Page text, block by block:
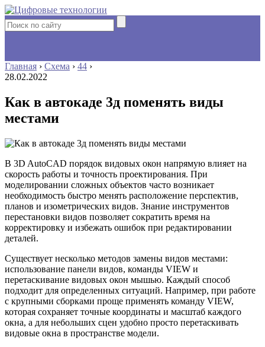
Главная › Схема › 44 ›
28.02.2022
Как в автокаде 3д поменять виды
местами
В 3D AutoCAD порядок видовых окон напрямую влияет на
скорость работы и точность проектирования. При
моделировании сложных объектов часто возникает
необходимость быстро менять расположение перспектив,
планов и изометрических видов. Знание инструментов
перестановки видов позволяет сократить время на
корректировку и избежать ошибок при редактировании
деталей.
Существует несколько методов замены видов местами:
использование панели видов, команды VIEW и
перетаскивание видовых окон мышью. Каждый способ
подходит для определенных ситуаций. Например, при работе
с крупными сборками проще применять команду VIEW,
которая сохраняет точные координаты и масштаб каждого
окна, а для небольших сцен удобно просто перетаскивать
видовые окна в пространстве модели.